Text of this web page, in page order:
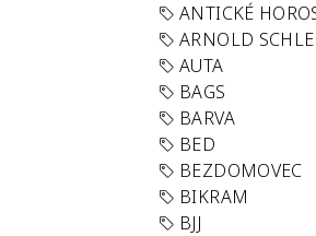
ANTICKÉ
ARNOLD
AUTA
BAGS
BARVA
BED
BEZDOMOVEC
BIKRAM
BJJ